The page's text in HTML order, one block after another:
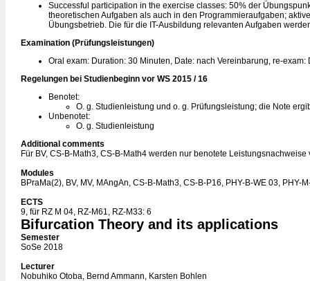
Successful participation in the exercise classes: 50% der
theoretischen Aufgaben als auch in den Programmieraufgaben;
Übungsbetrieb. Die für die IT-Ausbildung relevanten Aufgaben
Examination (Prüfungsleistungen)
Oral exam: Duration: 30 Minuten, Date: nach Vereinbarung, re-exam:
Regelungen bei Studienbeginn vor WS 2015 / 16
Benotet:
O. g. Studienleistung und o. g. Prüfungsleistung; die Note
Unbenotet:
O. g. Studienleistung
Additional comments
Für BV, CS-B-Math3, CS-B-Math4 werden nur benotete Leistungsnachweise
Modules
BPraMa(2), BV, MV, MAngAn, CS-B-Math3, CS-B-P16, PHY-B-WE 03, PHY-
ECTS
9, für RZ M 04, RZ-M61, RZ-M33: 6
Bifurcation Theory and its applications
Semester
SoSe 2018
Lecturer
Nobuhiko Otoba, Bernd Ammann, Karsten Bohlen